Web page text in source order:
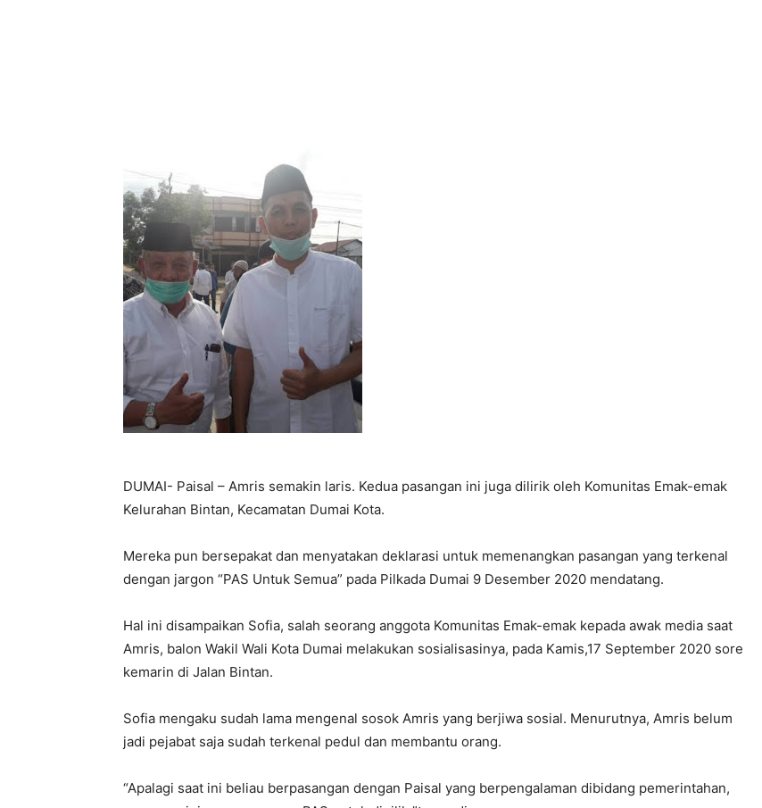
DUMAI- Paisal – Amris semakin laris. Kedua pasangan ini juga dilirik oleh Komunitas Emak-emak
Kelurahan Bintan, Kecamatan Dumai Kota.
Mereka pun bersepakat dan menyatakan deklarasi untuk memenangkan pasangan yang terkenal
dengan jargon “PAS Untuk Semua” pada Pilkada Dumai 9 Desember 2020 mendatang.
Hal ini disampaikan Sofia, salah seorang anggota Komunitas Emak-emak kepada awak media saat
Amris, balon Wakil Wali Kota Dumai melakukan sosialisasinya, pada Kamis,17 September 2020 sore
kemarin di Jalan Bintan.
Sofia mengaku sudah lama mengenal sosok Amris yang berjiwa sosial. Menurutnya, Amris belum
jadi pejabat saja sudah terkenal pedul dan membantu orang.
“Apalagi saat ini beliau berpasangan dengan Paisal yang berpengalaman dibidang pemerintahan,